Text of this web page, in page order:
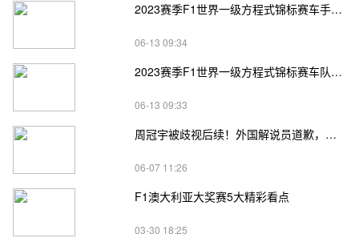
2023赛季F1世界一级方程式锦标赛车手积分榜
06-13 09:34
2023赛季F1世界一级方程式锦标赛车队积分榜
06-13 09:33
周冠宇被歧视后续！外国解说员道歉，姚明易建联也曾被侮辱
06-07 11:26
F1澳大利亚大奖赛5大精彩看点
03-30 18:25